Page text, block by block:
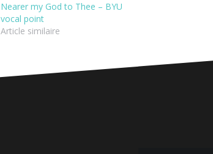
Nearer my God to Thee – BYU
vocal point
Article similaire